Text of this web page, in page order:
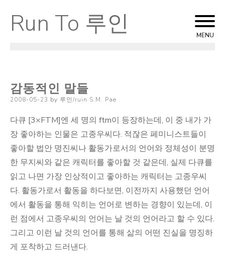
Skip
to
Run To 루인 MENU
감동적인 말들
Posted
2008-05-23 by 루인/ruin S.M. Pae
다큐 [3×FTM]엔 세 명의 ftm이 등장하는데, 이 중 내가 가
장 좋아하는 인물은 고종우씨다. 적잖은 페미니스트들이
좋아할 법안 명진씨나 활동가로서의 언어와 정체성이 분명
한 무지씨와 같은 캐릭터를 좋아할 것 같은데, 실제 다큐를
읽고 나면 가장 인상적이고 좋아하는 캐릭터는 고종우씨
다. 활동가로서 활동을 하다보면, 이전까지 사용했던 언어
에서 활동을 통해 익히는 언어로 변하는 경향이 있는데, 이
런 점에서 고종우씨의 언어는 날 것의 언어라고 할 수 있다.
그리고 이런 날 것의 언어를 통해 삶의 어떤 진실을 명징하
게 포착하고 드러낸다.